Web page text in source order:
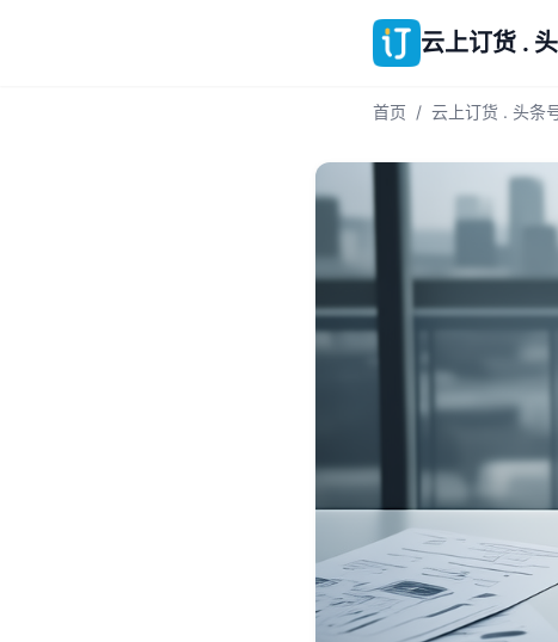
云上订货 .
首页 / 云上订货 . 头条